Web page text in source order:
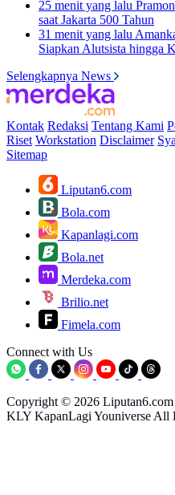
25 menit yang lalu
saat Jakarta 500 Tahun
31 menit yang lalu
Siapkan Alutsista hingga
Selengkapnya News
Kontak Redaksi Tentang Kami
Riset Workstation Disclaimer
Sitemap
Liputan6.com
Bola.com
Kapanlagi.com
Bola.net
Merdeka.com
Brilio.net
Fimela.com
Connect with Us
Copyright © 2026 Liputan6.com
KLY KapanLagi Youniverse All